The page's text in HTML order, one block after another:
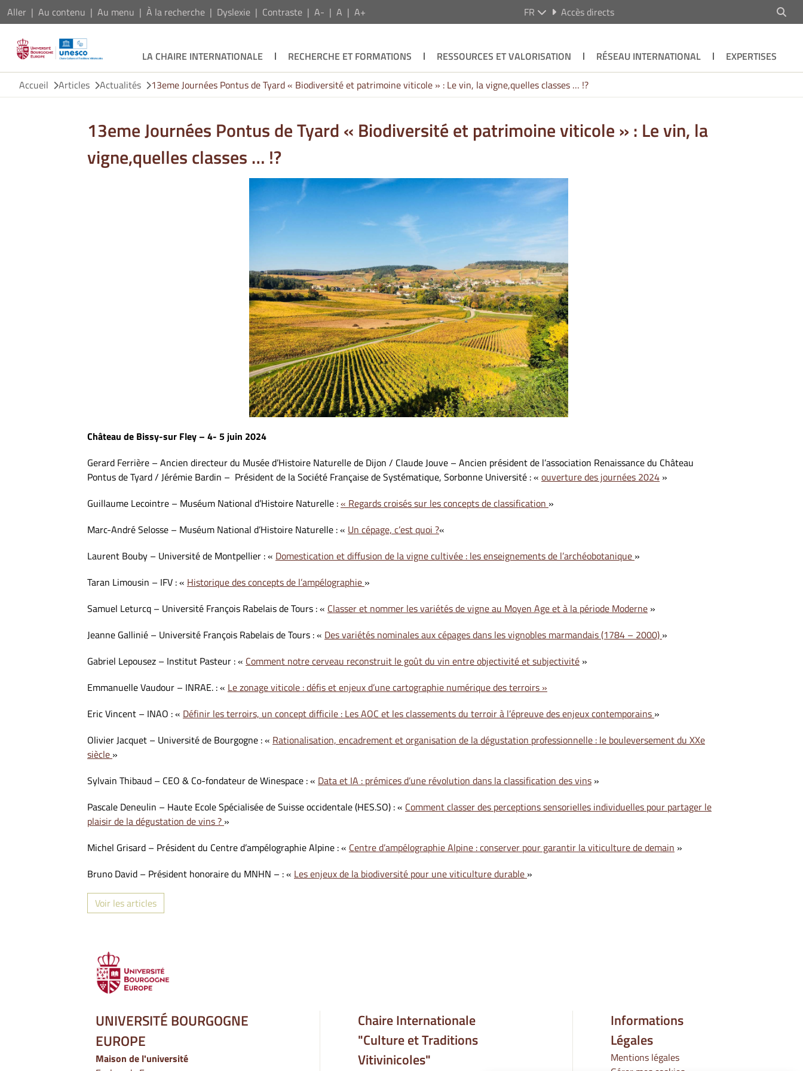
Aller Au contenu Au menu À la recherche Dyslexie Contraste A- A A+ FR Accès directs
LA CHAIRE INTERNATIONALE RECHERCHE ET FORMATIONS RESSOURCES ET VALORISATION RÉSEAU INTERNATIONAL
EXPERTISES
Accueil
Articles Actualités 13eme Journées Pontus de Tyard « Biodiversité et patrimoine viticole » : Le vin, la vigne,quelles classes … !?
13eme Journées Pontus de Tyard « Biodiversité et patrimoine viticole » : Le vin, la
vigne,quelles classes … !?
Château de Bissy-sur Fley – 4- 5 juin 2024
Gerard Ferrière – Ancien directeur du Musée d’Histoire Naturelle de Dijon / Claude Jouve – Ancien président de l’association Renaissance du Château
Pontus de Tyard / Jérémie Bardin – Président de la Société Française de Systématique, Sorbonne Université : « ouverture des journées 2024 »
Guillaume Lecointre – Muséum National d’Histoire Naturelle :« Regards croisés sur les concepts de classification »
Marc-André Selosse – Muséum National d’Histoire Naturelle : « Un cépage, c’est quoi ?«
Laurent Bouby – Université de Montpellier : « Domestication et diffusion de la vigne cultivée : les enseignements de l’archéobotanique »
Taran Limousin – IFV : « Historique des concepts de l’ampélographie »
Samuel Leturcq – Université François Rabelais de Tours : « Classer et nommer les variétés de vigne au Moyen Age et à la période Moderne »
Jeanne Gallinié – Université François Rabelais de Tours : « Des variétés nominales aux cépages dans les vignobles marmandais (1784 – 2000) »
Gabriel Lepousez – Institut Pasteur : « Comment notre cerveau reconstruit le goût du vin entre objectivité et subjectivité »
Emmanuelle Vaudour – INRAE. : « Le zonage viticole : défis et enjeux d’une cartographie numérique des terroirs »
Eric Vincent – INAO : « Définir les terroirs, un concept difficile : Les AOC et les classements du terroir à l’épreuve des enjeux contemporains »
Olivier Jacquet – Université de Bourgogne : « Rationalisation, encadrement et organisation de la dégustation professionnelle : le bouleversement du XXe
siècle »
Sylvain Thibaud – CEO & Co-fondateur de Winespace : « Data et IA : prémices d’une révolution dans la classification des vins »
Pascale Deneulin – Haute Ecole Spécialisée de Suisse occidentale (HES.SO) : « Comment classer des perceptions sensorielles individuelles pour partager le
plaisir de la dégustation de vins ? »
Michel Grisard – Président du Centre d’ampélographie Alpine : « Centre d’ampélographie Alpine : conserver pour garantir la viticulture de demain »
Bruno David – Président honoraire du MNHN – : « Les enjeux de la biodiversité pour une viticulture durable »
Voir les articles
UNIVERSITÉ BOURGOGNE
EUROPE
Maison de l'université
Chaire Internationale
"Culture et Traditions
Vitivinicoles"
Informations
Légales
Mentions légales